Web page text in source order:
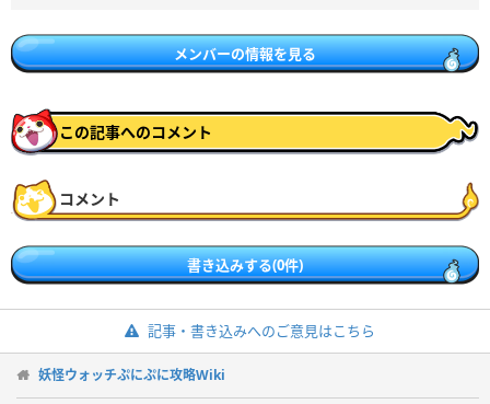
メンバーの情報を見る
この記事へのコメント
コメント
書き込みする(0件)
記事・書き込みへのご意見はこちら
妖怪ウォッチぷにぷに攻略Wiki